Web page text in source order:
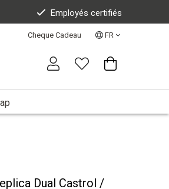
Employés certifiés
Cheque Cadeau FR
Dual Castrol /